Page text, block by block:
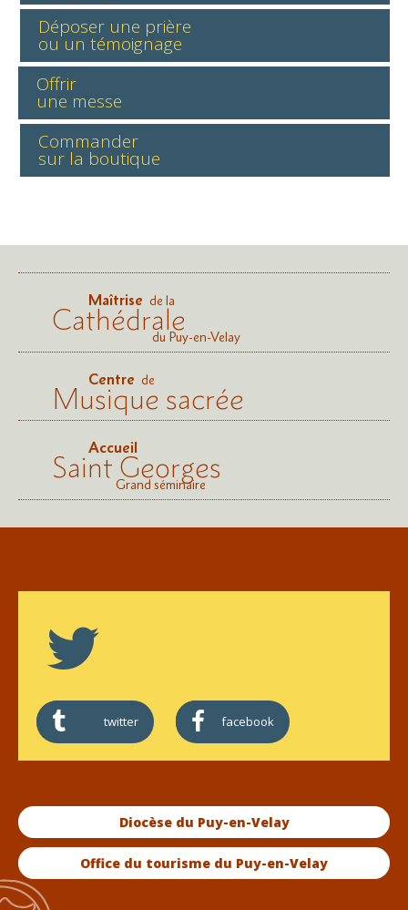
Déposer une prière
ou un témoignage
Offrir
une messe
Commander
sur la boutique
Maîtrise de la
Cathédraledu Puy-en-Velay
Centre de
Musique sacrée
Accueil
Saint Georges
Grand séminaire
twitter facebook
Diocèse du Puy-en-Velay
Office du tourisme du Puy-en-Velay